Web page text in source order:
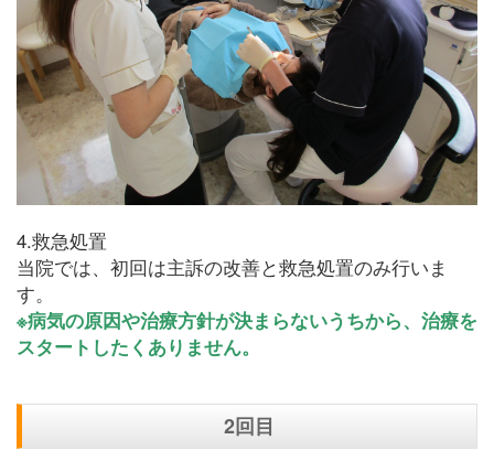
4.救急処置
当院では、初回は主訴の改善と救急処置のみ行いま
す。
※病気の原因や治療方針が決まらないうちから、治療を
スタートしたくありません。
2回目